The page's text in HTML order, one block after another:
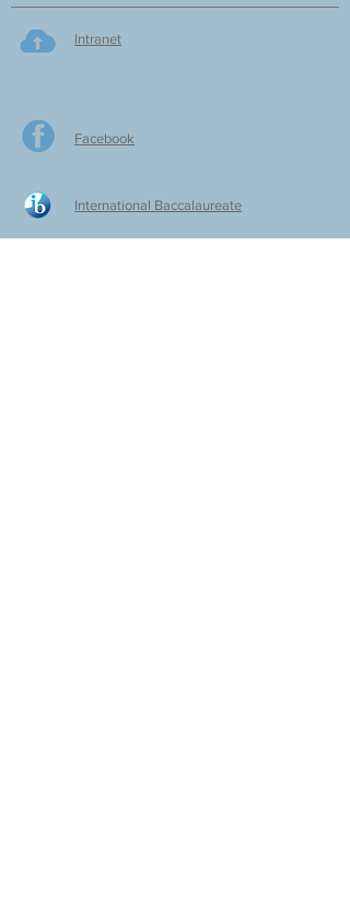
Intranet
Facebook
International Baccalaureate